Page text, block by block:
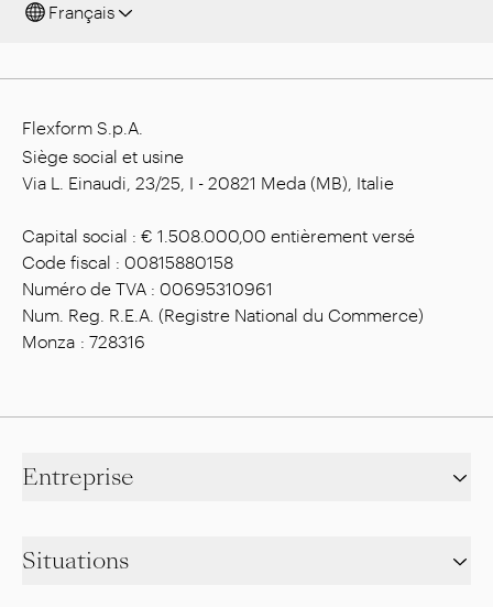
Français
Flexform S.p.A.
Siège social et usine
Via L. Einaudi, 23/25, I - 20821 Meda (MB), Italie
Capital social : € 1.508.000,00 entièrement versé
Code fiscal : 00815880158
Numéro de TVA : 00695310961
Num. Reg. R.E.A. (Registre National du Commerce)
Monza : 728316
Entreprise
Situations